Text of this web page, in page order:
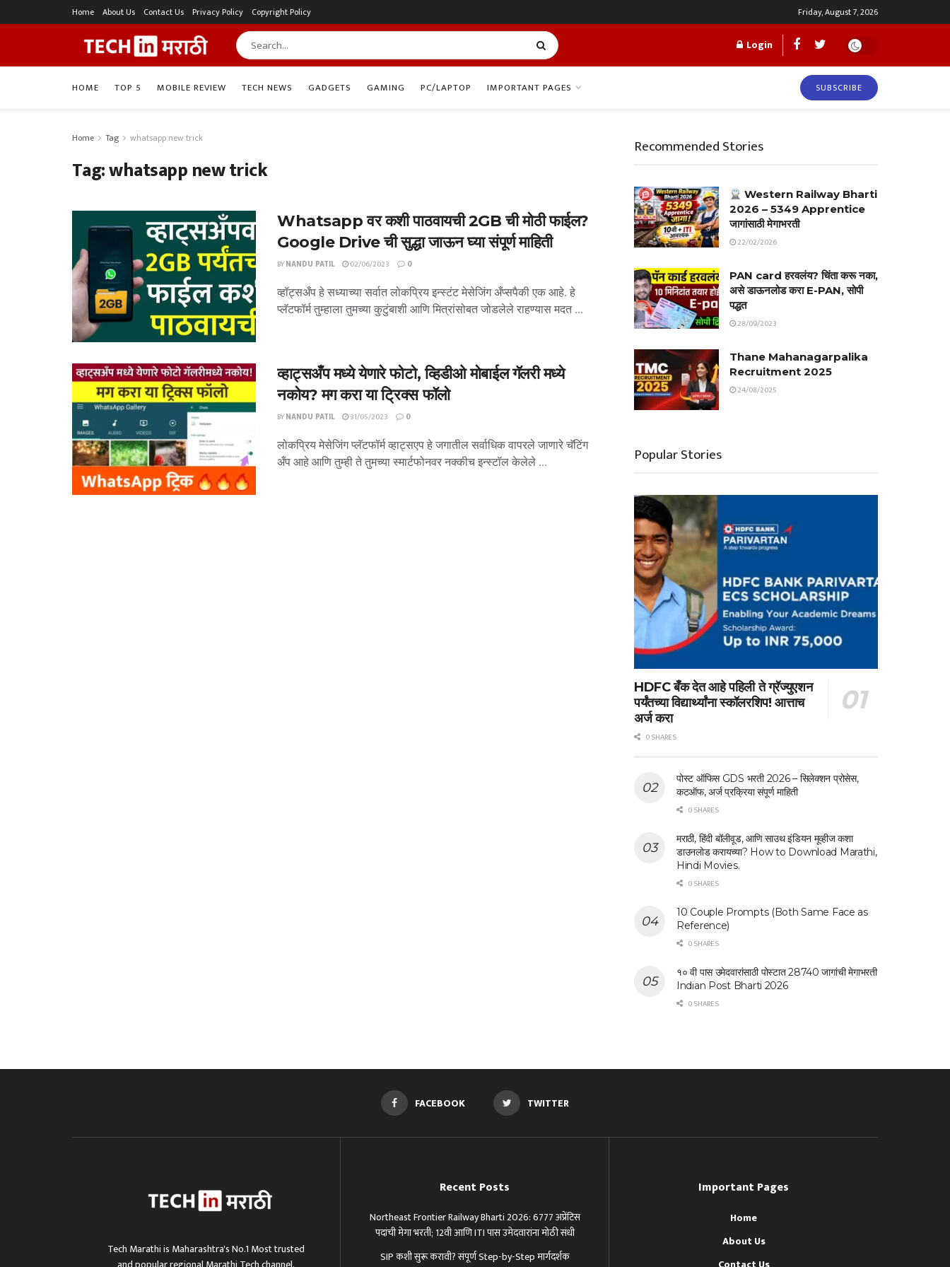
Home About Us Contact Us Privacy Policy Copyright Policy Friday, August 7, 2026
Login
HOME TOP 5 MOBILE REVIEW TECH NEWS GADGETS GAMING PC/LAPTOP IMPORTANT PAGES SUBSCRIBE
Home Tag whatsapp new trick
Tag:whatsapp new trick
Whatsapp वर कशी पाठवायची 2GB ची मोठी फाईल?
Google Drive ची सुद्धा जाऊन घ्या संपूर्ण माहिती
BYNANDU PATIL 02/06/2023 0
व्हॉट्सअँप हे सध्याच्या सर्वात लोकप्रिय इन्स्टंट मेसेजिंग अँप्सपैकी एक आहे. हे
प्लॅटफॉर्म तुम्हाला तुमच्या कुटुंबाशी आणि मित्रांसोबत जोडलेले राहण्यास मदत ...
व्हाट्सअँप मध्ये येणारे फोटो, व्हिडीओ मोबाईल गॅलरी मध्ये
नकोय? मग करा या ट्रिक्स फॉलो
BYNANDU PATIL 31/05/2023 0
लोकप्रिय मेसेजिंग प्लॅटफॉर्म व्हाट्सएप हे जगातील सर्वाधिक वापरले जाणारे चॅटिंग
अँप आहे आणि तुम्ही ते तुमच्या स्मार्टफोनवर नक्कीच इन्स्टॉल केलेले ...
Recommended Stories
Western Railway Bharti
2026 – 5349 Apprentice
जागांसाठी मेगाभरती
22/02/2026
PAN card हरवलंय? चिंता करू नका,
असे डाऊनलोड करा E-PAN, सोपी
पद्धत
28/09/2023
Thane Mahanagarpalika
Recruitment 2025
24/08/2025
Popular Stories
HDFC बँक देत आहे पहिली ते ग्रॅज्युएशन
पर्यंतच्या विद्यार्थ्यांना स्कॉलरशिप! आत्ताच
अर्ज करा
0 SHARES
पोस्ट ऑफिस GDS भरती 2026 – सिलेक्शन प्रोसेस,
कटऑफ, अर्ज प्रक्रिया संपूर्ण माहिती
0 SHARES
मराठी, हिंदी बॉलीवूड, आणि साउथ इंडियन मूव्हीज कशा
डाउनलोड करायच्या? How to Download Marathi,
Hindi Movies.
0 SHARES
10 Couple Prompts (Both Same Face as
Reference)
0 SHARES
१० वी पास उमेदवारांसाठी पोस्टात 28740 जागांची मेगाभरती
Indian Post Bharti 2026
0 SHARES
FACEBOOK TWITTER
Tech Marathi is Maharashtra's No.1 Most trusted
Recent Posts
Northeast Frontier Railway Bharti 2026: 6777 अप्रेंटिस
पदांची मेगा भरती; 12वी आणि ITI पास उमेदवारांना मोठी संधी
SIP कशी सुरू करावी? संपूर्ण Step-by-Step मार्गदर्शक
Important Pages
Home
About Us